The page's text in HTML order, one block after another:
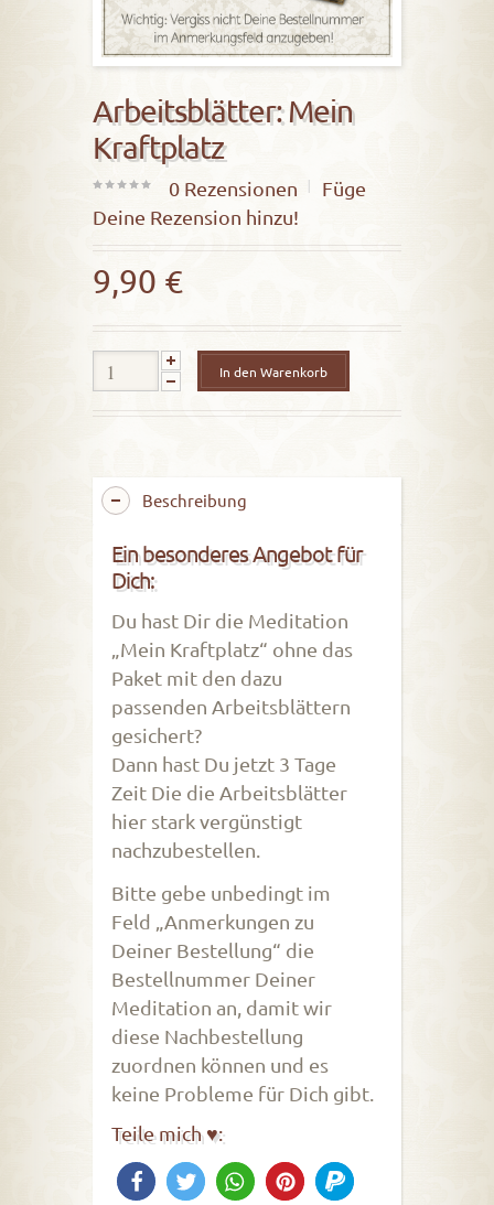
Arbeitsblätter: Mein
Kraftplatz
out
5
0 Rezensionen
Füge
Deine Rezension hinzu!
9,90 €
In den Warenkorb
Beschreibung
Ein besonderes Angebot für
Dich:
Du hast Dir die Meditation
„Mein Kraftplatz“ ohne das
Paket mit den dazu
passenden Arbeitsblättern
gesichert?
Dann hast Du jetzt 3 Tage
Zeit Die die Arbeitsblätter
hier stark vergünstigt
nachzubestellen.
Bitte gebe unbedingt im
Feld „Anmerkungen zu
Deiner Bestellung“ die
Bestellnummer Deiner
Meditation an, damit wir
diese Nachbestellung
zuordnen können und es
keine Probleme für Dich gibt.
Teile mich ♥: